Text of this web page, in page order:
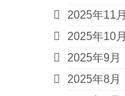
2025年11月
2025年10月
2025年9月
2025年8月